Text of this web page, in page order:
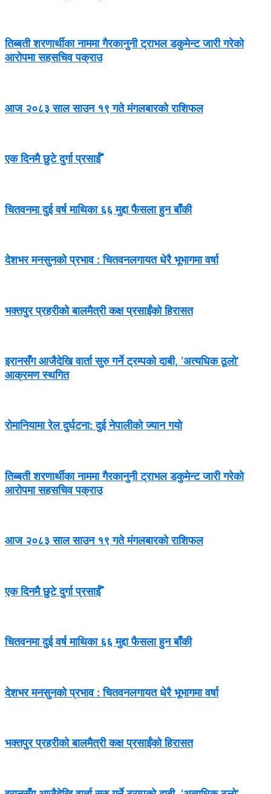
तिब्बती शरणार्थीका नाममा गैरकानुनी ट्राभल डकुमेन्ट जारी गरेको
आरोपमा सहसचिव पक्राउ
आज २०८३ साल साउन १९ गते मंगलबारको राशिफल
एक दिनमै छुटे दुर्गा प्रसाईँ
चितवनमा दुई वर्ष माथिका ६६ मुद्दा फैसला हुन बाँकी
देशभर मनसुनको प्रभाव : चितवनलगायत धेरै भूभागमा वर्षा
भक्तपुर प्रहरीको बालमैत्री कक्ष प्रसाईंको हिरासत
इरानसँग आजैदेखि वार्ता सुरु गर्ने ट्रम्पको दाबी, ‘अत्यधिक ठूलो’
आक्रमण स्थगित
रोमानियामा रेल दुर्घटना: दुई नेपालीको ज्यान गयो
तिब्बती शरणार्थीका नाममा गैरकानुनी ट्राभल डकुमेन्ट जारी गरेको
आरोपमा सहसचिव पक्राउ
आज २०८३ साल साउन १९ गते मंगलबारको राशिफल
एक दिनमै छुटे दुर्गा प्रसाईँ
चितवनमा दुई वर्ष माथिका ६६ मुद्दा फैसला हुन बाँकी
देशभर मनसुनको प्रभाव : चितवनलगायत धेरै भूभागमा वर्षा
भक्तपुर प्रहरीको बालमैत्री कक्ष प्रसाईंको हिरासत